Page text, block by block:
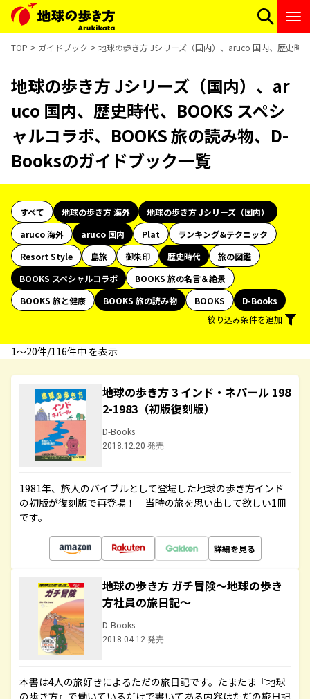
TOP ガイドブック 地球の歩き方 Jシリーズ（国内）、aruco 国内、歴史時
地球の歩き方 Jシリーズ（国内）、ar
uco 国内、歴史時代、BOOKS スペシ
ャルコラボ、BOOKS 旅の読み物、D-
Booksのガイドブック一覧
すべて 地球の歩き方 海外
地球の歩き方 Jシリーズ（国内）
aruco 海外
aruco 国内 Plat
ランキング&テクニック
Resort Style
島旅 御朱印 歴史時代
旅の図鑑
BOOKS スペシャルコラボ
BOOKS 旅の名言＆絶景
BOOKS 旅と健康
BOOKS 旅の読み物 BOOKS
D-Books
絞り込み条件を追加
1〜20件/116件中 を表示
地球の歩き方 3 インド・ネパール 198
2-1983（初版復刻版）
D-Books
2018.12.20 発売
1981年、旅人のバイブルとして登場した地球の歩き方インド
の初版が復刻版で再登場！ 当時の旅を思い出して欲しい1冊
です。
詳細を見る
地球の歩き方 ガチ冒険～地球の歩き
方社員の旅日記～
D-Books
2018.04.12 発売
本書は4人の旅好きによるただの旅日記です。たまたま『地球
の歩き方』で働いているだけで書いてある内容はただの旅日記